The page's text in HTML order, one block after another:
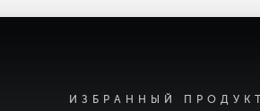
ИЗБРАННЫЙ